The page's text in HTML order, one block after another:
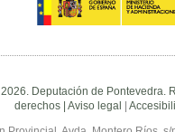
Deputación de Pontevedra.
derechos | Aviso legal |